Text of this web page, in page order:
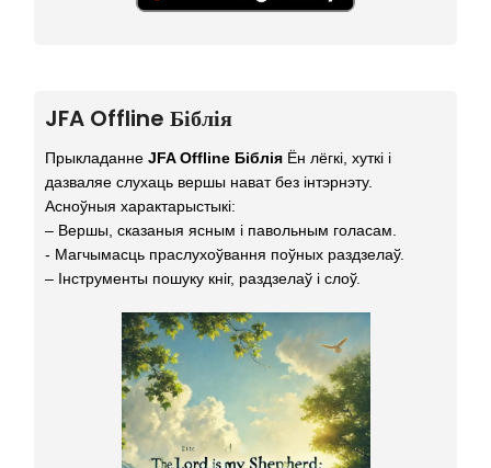
JFA Offline Біблія
ПрыкладаннеJFA Offline Біблія Ён лёгкі, хуткі і
дазваляе слухаць вершы нават без інтэрнэту.
Асноўныя характарыстыкі:
– Вершы, сказаныя ясным і павольным голасам.
- Магчымасць праслухоўвання поўных раздзелаў.
– Інструменты пошуку кніг, раздзелаў і слоў.